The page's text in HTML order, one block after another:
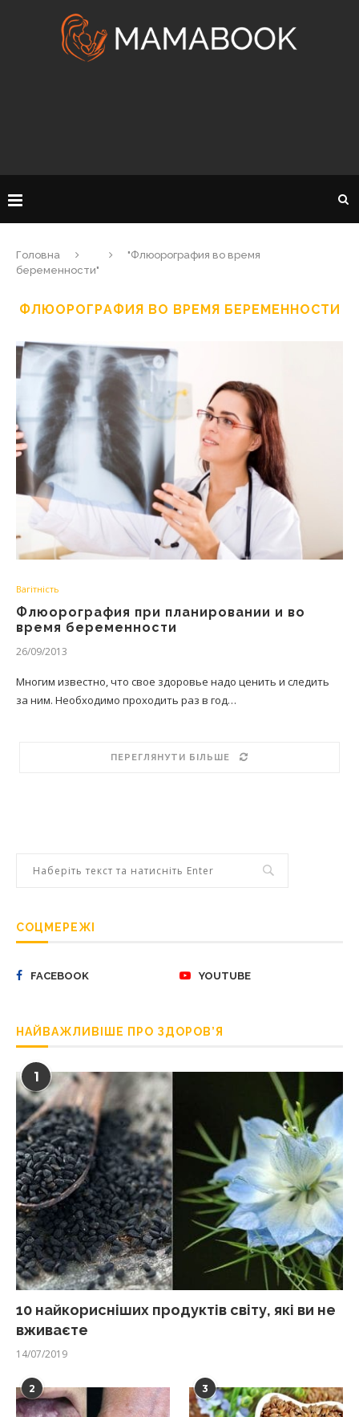
Головна
"Флюoрoгрaфия во время
беременности"
ФЛЮOРOГРAФИЯ ВО ВРЕМЯ БЕРЕМЕННОСТИ
Вагітність
Флюoрoгрaфия при планировании и во
время беременности
26/09/2013
Многим известно, что свое здоровье надо ценить и следить
за ним. Необходимо проходить раз в год…
ПЕРЕГЛЯНУТИ БІЛЬШЕ
СОЦМЕРЕЖІ
FACEBOOK YOUTUBE
НАЙВАЖЛИВІШЕ ПРО ЗДОРОВ’Я
1
10 найкорисніших продуктів світу, які ви не
вживаєте
14/07/2019
2 3